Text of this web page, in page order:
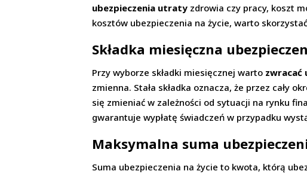
ubezpieczenia utraty zdrowia czy pracy, koszt
kosztów ubezpieczenia na życie, warto
Składka miesięczna
Przy wyborze składki miesięcznej warto zwracać
zmienna. Stała składka oznacza, że przez cały
się zmieniać w zależności od sytuacji na rynku
gwarantuje wypłatę świadczeń w przypadku
Maksymalna suma
Suma ubezpieczenia na życie to kwota, którą